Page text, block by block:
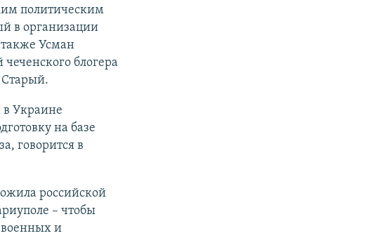
политическим
в организации
Усман
блогера
в Украине
на базе
говорится в
российской
– чтобы
военных и